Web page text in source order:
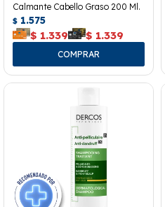
Calmante Cabello Graso 200 Ml.
$ 1.575
$ 1.339 $ 1.339